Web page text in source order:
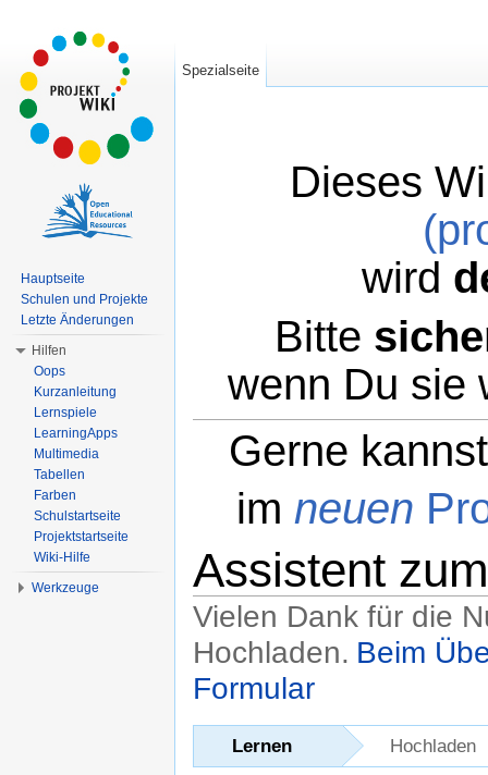
Dieses
wird
Bitte
wenn Du sie
Gerne
im neuen
Assistent
Vielen Dank für die
Hochladen. Beim
Formular
Lernen Hochladen
Spezialseite
Hauptseite
Schulen und Projekte
Letzte Änderungen
Hilfen
Oops
Kurzanleitung
Lernspiele
LearningApps
Multimedia
Tabellen
Farben
Schulstartseite
Projektstartseite
Wiki-Hilfe
Werkzeuge